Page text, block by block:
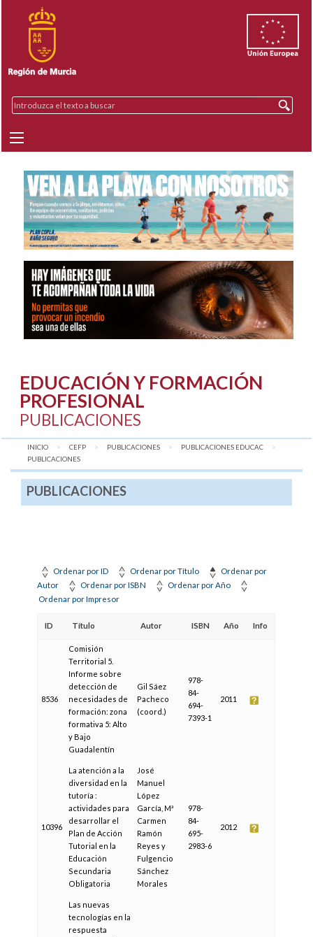
EDUCACIÓN Y FORMACIÓN
PROFESIONAL
PUBLICACIONES
INICIO CEFP PUBLICACIONES
PUBLICACIONES EDUCAC
AQUÍ:
PUBLICACIONES
PUBLICACIONES
Ordenar por ID Ordenar por Título
Ordenar por
Autor
Ordenar por ISBN
Ordenar por Año
Ordenar por Impresor
ID Título Autor ISBN Año Info
8536
Comisión
Territorial 5.
Informe sobre
detección de
necesidades de
formación: zona
formativa 5: Alto
y Bajo
Guadalentín
Gil Sáez
Pacheco
(coord.)
978-
84-
694-
7393-1
2011
10396
La atención a la
diversidad en la
tutoría :
actividades para
desarrollar el
Plan de Acción
Tutorial en la
Educación
Secundaria
Obligatoria
José
Manuel
López
García, Mª
Carmen
Ramón
Reyes y
Fulgencio
Sánchez
Morales
978-
84-
695-
2983-6
2012
Las nuevas
tecnologías en la
respuesta